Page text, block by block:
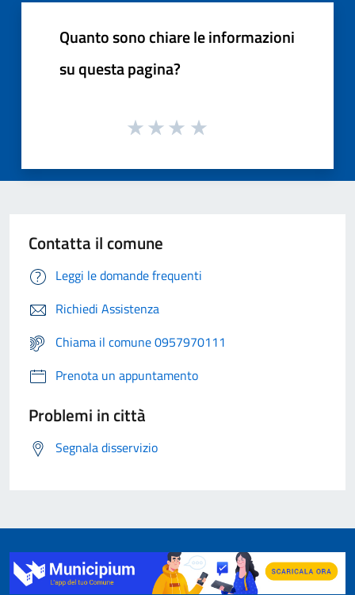
Quanto sono chiare le informazioni
su questa pagina?
Contatta il comune
Leggi le domande frequenti
Richiedi Assistenza
Chiama il comune 0957970111
Prenota un appuntamento
Problemi in città
Segnala disservizio